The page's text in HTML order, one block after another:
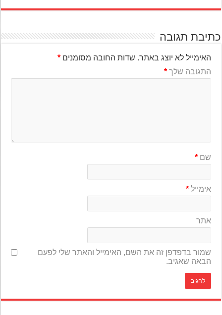
תגובה
האימייל לא יוצג באתר. שדות החובה מסומנים*
התגובה שלך*
שם*
אימייל*
אתר
שמור בדפדפן זה את השם, האימייל והאתר שלי לפעם
הבאה שאגיב.